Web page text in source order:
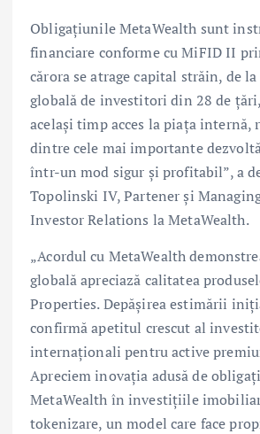
Obligațiunile MetaWealth sunt
financiare conforme cu MiFID II
cărora se atrage capital străin, de
globală de investitori din 28 de
același timp acces la piața internă,
dintre cele mai importante
într-un mod sigur și profitabil”, a
Topolinski IV, Partener și
Investor Relations la MetaWealth.
„Acordul cu MetaWealth
globală apreciază calitatea
Properties. Depășirea estimării
confirmă apetitul crescut al
internaționali pentru active
Apreciem inovația adusă de
MetaWealth în investițiile
tokenizare, un model care face